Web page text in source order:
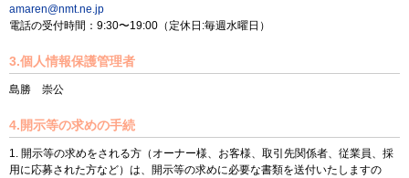
amaren@nmt.ne.jp
電話の受付時間：9:30〜19:00（定休日:毎週水曜日）
3.個人情報保護管理者
島勝 崇公
4.開示等の求めの手続
開示等の求めをされる方（オーナー様、お客様、取引先関係者、従業員、採
用に応募された方など）は、開示等の求めに必要な書類を送付いたしますの